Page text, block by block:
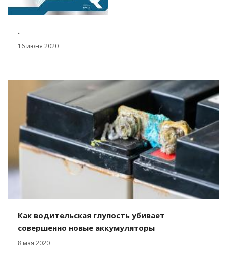
.
16 июня 2020
Как водительская глупость убивает
совершенно новые аккумуляторы
8 мая 2020